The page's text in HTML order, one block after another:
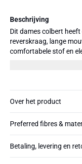
Beschrijving
Dit dames colbert
reverskraag, lange
comfortabele stof en
Over het product
Preferred fibres &
Betaling, levering en